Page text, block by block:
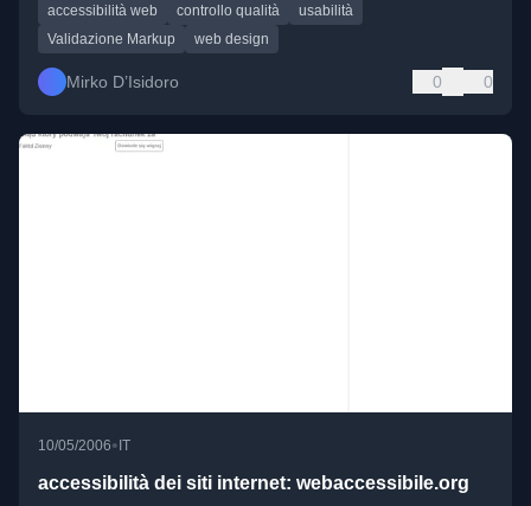
accessibilità web controllo qualità
usabilità
Validazione Markup
web design
Mirko D’Isidoro 0 0
10/05/2006•IT
accessibilità dei siti internet: webaccessibile.org